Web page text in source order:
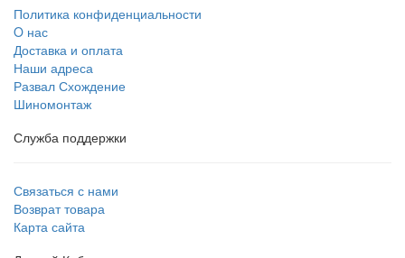
Политика конфиденциальности
O нас
Доставка и оплата
Наши адреса
Развал Схождение
Шиномонтаж
Служба поддержки
Связаться с нами
Возврат товара
Карта сайта